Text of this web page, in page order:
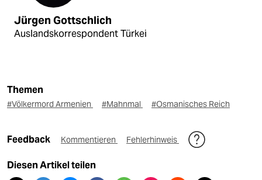
Jürgen Gottschlich
Auslandskorrespondent Türkei
Themen
#Völkermord Armenien #Mahnmal #Osmanisches Reich
Feedback Kommentieren Fehlerhinweis
Diesen Artikel teilen